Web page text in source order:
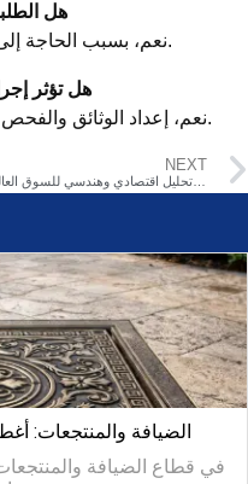
4. هل
نعم، بسبب الحاجة إلى تصميم قوالب جديدة واعتماد العينات.
5. هل تؤثر
نعم، إعداد الوثائق والفحص الطرف الثالث قد يضيفان وقتاً إضافياً.
NEXT
كيف يُحفّز الاستثمار في البنية التحتية الطلب على أغطية غرف التفتيش: تحليل اقتصادي وهندسي للسوق العالمية
الضيافة والمنتجعات:
في قطاع الضيافة والمنتجعات